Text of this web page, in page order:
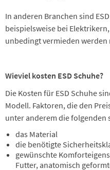
In anderen Branchen sind
beispielsweise bei
unbedingt vermieden werden
Wieviel kosten ESD Schuhe?
Die Kosten für ESD Schuhe
Modell. Faktoren, die den
unter anderem die folgenden
das Material
die benötigte
gewünschte
Futter, anatomisch